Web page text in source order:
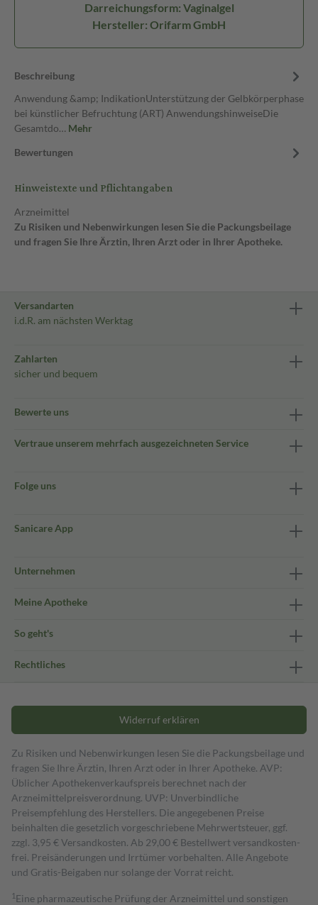
Darreichungsform: Vaginalgel
Hersteller: Orifarm GmbH
Beschreibung
Anwendung &amp; IndikationUnterstützung der Gelbkörperphase
bei künstlicher Befruchtung (ART) AnwendungshinweiseDie
Gesamtdo… Mehr
Bewertungen
Hinweistexte und Pflichtangaben
Arzneimittel
Zu Risiken und Nebenwirkungen lesen Sie die Packungsbeilage
und fragen Sie Ihre Ärztin, Ihren Arzt oder in Ihrer Apotheke.
Versandarten
i.d.R. am nächsten Werktag
Zahlarten
sicher und bequem
Bewerte uns
Vertraue unserem mehrfach ausgezeichneten Service
Folge uns
Sanicare App
Unternehmen
Meine Apotheke
So geht's
Rechtliches
Widerruf erklären
Zu Risiken und Nebenwirkungen lesen Sie die Packungsbeilage und
fragen Sie Ihre Ärztin, Ihren Arzt oder in Ihrer Apotheke. AVP:
Üblicher Apothekenverkaufspreis berechnet nach der
Arzneimittelpreisverordnung. UVP: Unverbindliche
Preisempfehlung des Herstellers. Die angegebenen Preise
beinhalten die gesetzlich vorgeschriebene Mehrwertsteuer, ggf.
zzgl. 3,95 € Versandkosten. Ab 29,00 € Bestell­wert versand­kosten­
frei. Preisänderungen und Irrtümer vorbehalten. Alle Angebote
und Gratis-Beigaben nur solange der Vorrat reicht.
1 Eine pharmazeutische Prüfung der Arzneimittel und sonstigen